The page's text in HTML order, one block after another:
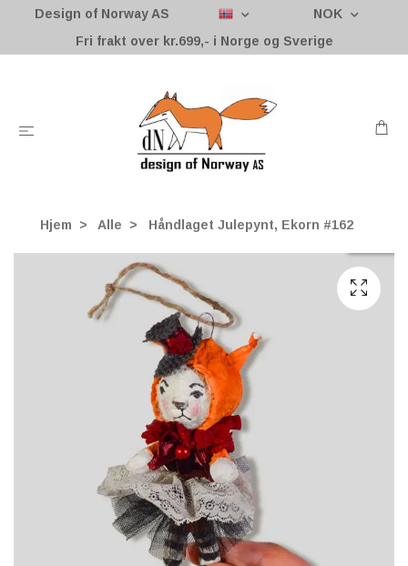
Design of Norway AS
NOK
Fri frakt over kr.699,- i Norge og Sverige
Hjem Alle Håndlaget Julepynt, Ekorn #162